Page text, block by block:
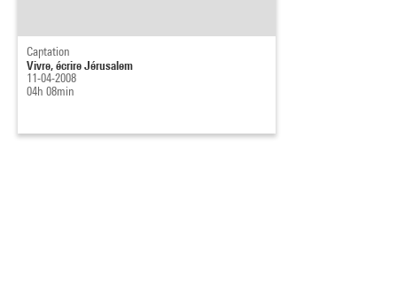
Captation
Vivre, écrire Jérusalem
11-04-2008
04h 08min